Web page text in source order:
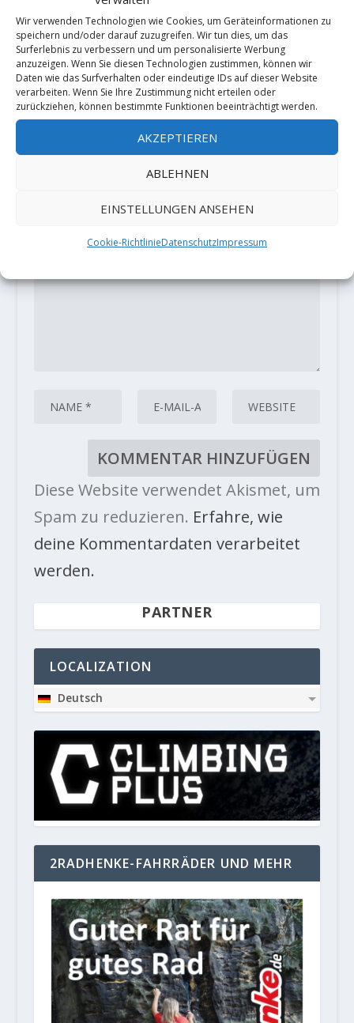
Wir verwenden Technologien wie Cookies, um Geräteinformationen zu
speichern und/oder darauf zuzugreifen. Wir tun dies, um das
Surferlebnis zu verbessern und um personalisierte Werbung
anzuzeigen. Wenn Sie diesen Technologien zustimmen, können wir
Daten wie das Surfverhalten oder eindeutige IDs auf dieser Website
verarbeiten. Wenn Sie Ihre Zustimmung nicht erteilen oder
zurückziehen, können bestimmte Funktionen beeinträchtigt werden.
AKZEPTIEREN
ABLEHNEN
EINSTELLUNGEN ANSEHEN
Cookie-RichtlinieDatenschutzImpressum
Silvan Schüpbach erschliesst zwei
cleane Neutouren
13. Juni 2018
HINTERLASSE EINE ANTWORT
Erforderliche Felder
Diese Website verwendet Akismet, um
Spam zu reduzieren. Erfahre, wie
deine Kommentardaten verarbeitet
werden.
PARTNER
LOCALIZATION
Deutsch
2RADHENKE-FAHRRÄDER UND MEHR